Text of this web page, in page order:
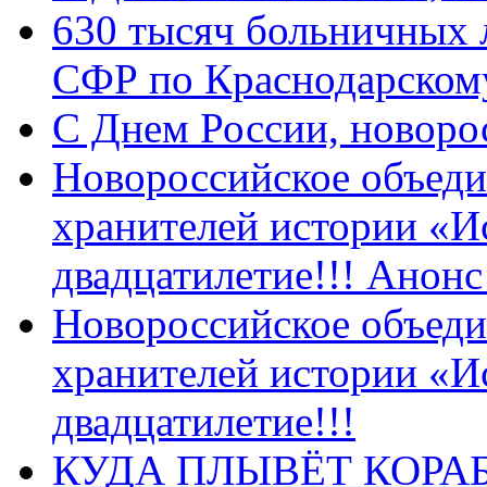
630 тысяч больничных
СФР по
C Днем России,
Новороссийское
хранителей истории
двадцатилетие!!!
Новороссийское
хранителей истории
двадцатилетие!!!
КУДА ПЛЫВЁТ